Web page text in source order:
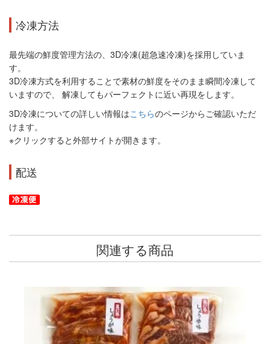
冷凍方法
最先端の鮮度管理方法の、3D冷凍(超急速冷凍)を採用していま
す。
3D冷凍方式を利用することで素材の鮮度をそのまま瞬間冷凍して
いますので、 解凍してもパーフェクトに近い再現をします。
3D冷凍についての詳しい情報はこちらのページからご確認いただ
けます。
※クリックすると外部サイトが開きます。
配送
関連する商品